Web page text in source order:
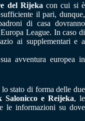
del Rijeka con cui si è
il pari, dunque,
di casa dovranno
League. In caso di
ai supplementari e a
avventura europea in
lo stato di forma delle due
e Reijeka, le
le informazioni su dove